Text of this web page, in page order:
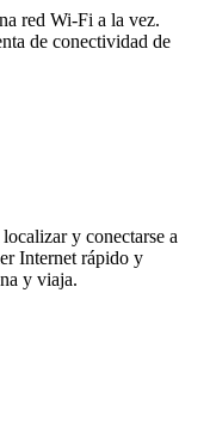
red Wi-Fi a la vez.
de conectividad de
y conectarse a
Internet rápido y
y viaja.